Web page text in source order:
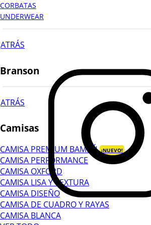
CORBATAS
UNDERWEAR
ATRÁS
Branson
ATRÁS
Camisas
CAMISA PREMIUM BAMBÚ ¡NUEVO!
CAMISA PERFORMANCE
CAMISA OXFORD
CAMISA LISA Y TEXTURA
CAMISA DISEÑO
CAMISA DE CUADRO Y RAYAS
CAMISA BLANCA